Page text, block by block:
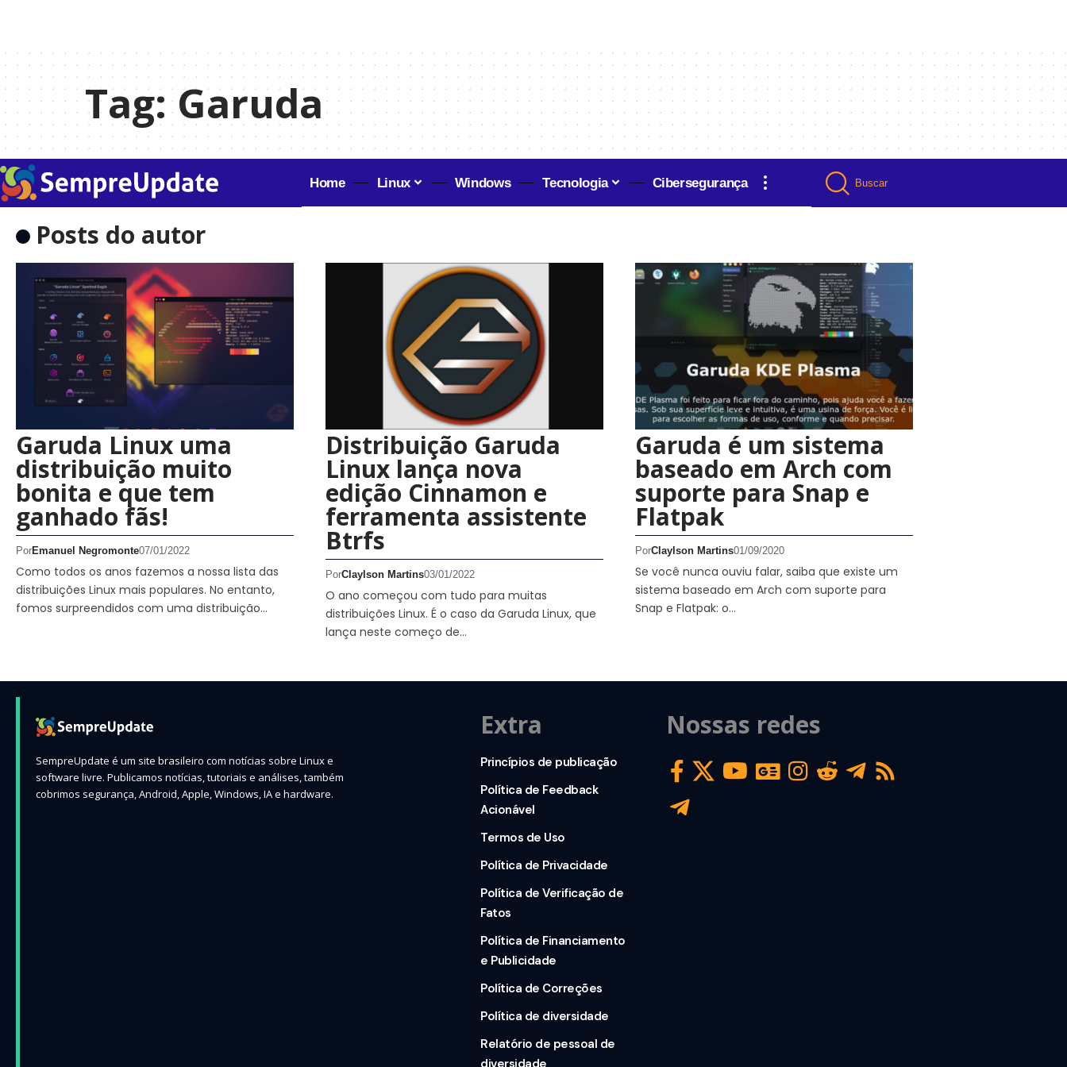
Tag:Garuda
Home Linux Windows Tecnologia Cibersegurança Buscar
Posts do autor
Garuda Linux uma
distribuição muito
bonita e que tem
ganhado fãs!
PorEmanuel Negromonte07/01/2022
Como todos os anos fazemos a nossa lista das
distribuições Linux mais populares. No entanto,
fomos surpreendidos com uma distribuição…
Distribuição Garuda
Linux lança nova
edição Cinnamon e
ferramenta assistente
Btrfs
PorClaylson Martins03/01/2022
O ano começou com tudo para muitas
distribuições Linux. É o caso da Garuda Linux, que
lança neste começo de…
Garuda é um sistema
baseado em Arch com
suporte para Snap e
Flatpak
PorClaylson Martins01/09/2020
Se você nunca ouviu falar, saiba que existe um
sistema baseado em Arch com suporte para
Snap e Flatpak: o…
SempreUpdate é um site brasileiro com notícias sobre Linux e
software livre. Publicamos notícias, tutoriais e análises, também
cobrimos segurança, Android, Apple, Windows, IA e hardware.
Extra
Princípios de publicação
Política de Feedback
Acionável
Termos de Uso
Política de Privacidade
Política de Verificação de
Fatos
Política de Financiamento
e Publicidade
Política de Correções
Política de diversidade
Relatório de pessoal de
diversidade
Nossas redes